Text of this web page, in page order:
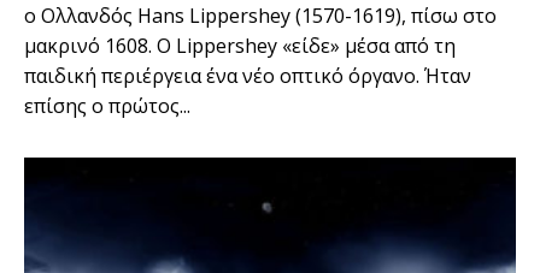
ο Ολλανδός Hans Lippershey (1570-1619), πίσω στο
μακρινό 1608. Ο Lippershey «είδε» μέσα από τη
παιδική περιέργεια ένα νέο οπτικό όργανο. Ήταν
επίσης ο πρώτος...